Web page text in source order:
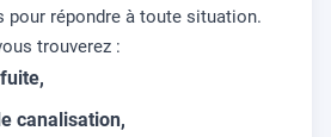
pour répondre à toute situation.
trouverez :
canalisation,